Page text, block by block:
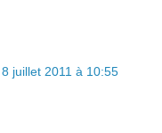
8 juillet 2011 à 10:55